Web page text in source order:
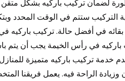
لضمان تركيب باركيه بشكل متقن
التركيب ستتم في الوقت المحدد
في أفضل حالة. تركيب باركيه
تركيب باركيه في رأس الخيمة يجب أن
خدمة تركيب باركيه متميزة
الراحة فيه. يعمل فريقنا